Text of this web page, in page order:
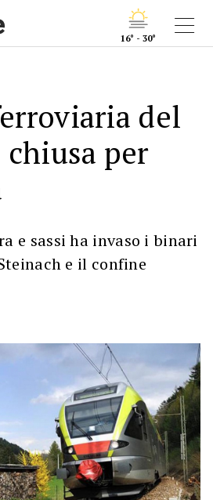
16° - 30°
del
per
e sassi ha invaso i binari
e il confine